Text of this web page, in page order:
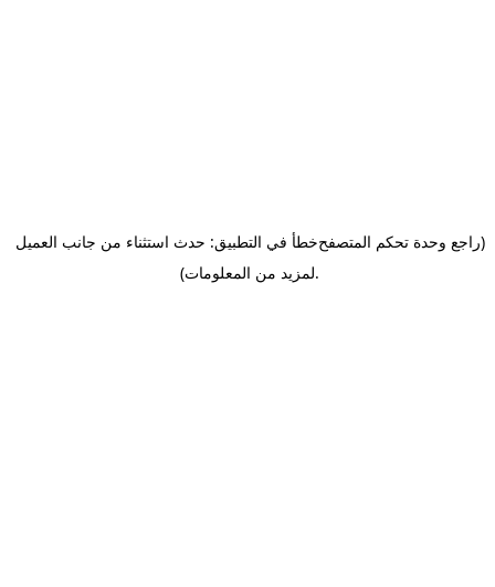
خطأ في التطبيق: حدث استثناء من جانب العميل(راجع وحدة تحكم المتصفح
لمزيد من المعلومات).